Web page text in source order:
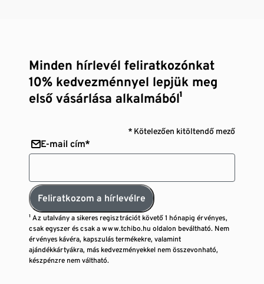
Minden hírlevél feliratkozónkat
10% kedvezménnyel lepjük meg
első vásárlása alkalmából¹
* Kötelezően kitöltendő mező
E-mail cím*
Feliratkozom a hírlevélre
¹ Az utalvány a sikeres regisztrációt követő 1 hónapig érvényes,
csak egyszer és csak a www.tchibo.hu oldalon beváltható. Nem
érvényes kávéra, kapszulás termékekre, valamint
ajándékkártyákra, más kedvezményekkel nem összevonható,
készpénzre nem váltható.